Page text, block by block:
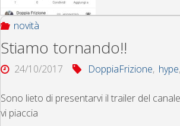
novità
Stiamo tornando!!
24/10/2017 DoppiaFrizione, hype,
Sono lieto di presentarvi il trailer del
vi piaccia